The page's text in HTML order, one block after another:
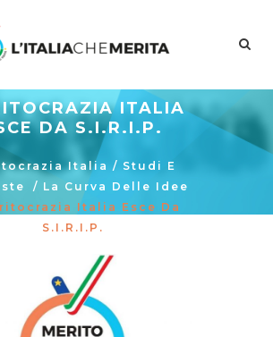
ITALIA
DA S.I.R.I.P.
Italia / Studi E
/ La Curva Delle Idee
Italia Esce Da
S.I.R.I.P.